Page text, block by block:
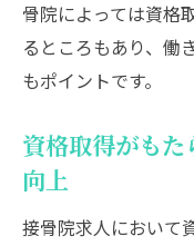
骨院によっては資格
るところもあり、働
もポイントです。
資格取得がも
向上
接骨院求人において